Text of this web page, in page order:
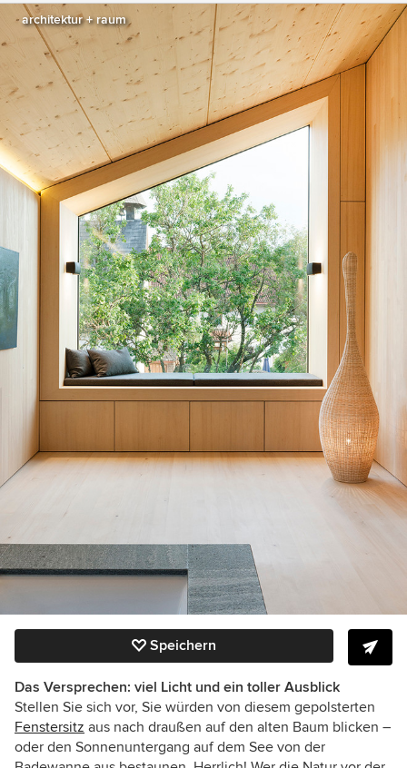
architektur + raum
Speichern
Das Versprechen: viel Licht und ein toller Ausblick
Stellen Sie sich vor, Sie würden von diesem gepolsterten
Fenstersitz aus nach draußen auf den alten Baum blicken –
oder den Sonnenuntergang auf dem See von der